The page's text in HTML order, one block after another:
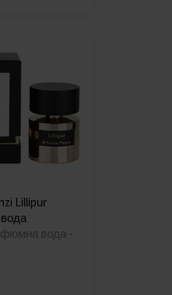
Lillipur
вода -